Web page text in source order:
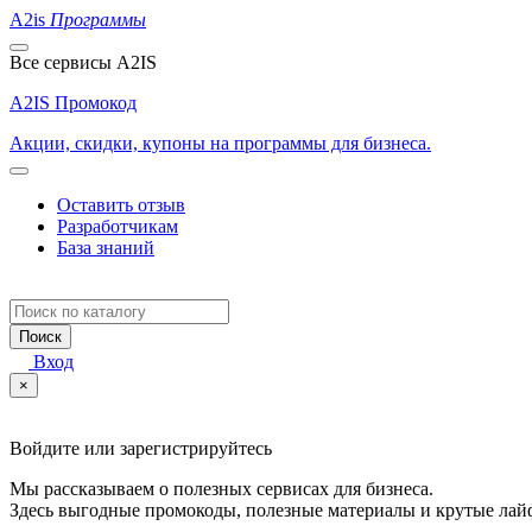
A2is Программы
Все сервисы A2IS
A2IS Промокод
Акции, скидки, купоны на программы для бизнеса.
Оставить отзыв
Разработчикам
База знаний
Поиск
Вход
×
Войдите или зарегистрируйтесь
Мы рассказываем о полезных сервисах для бизнеса.
Здесь выгодные промокоды, полезные материалы и крутые